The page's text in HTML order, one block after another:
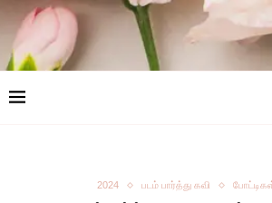
2024 படம் பார்த்து கவி